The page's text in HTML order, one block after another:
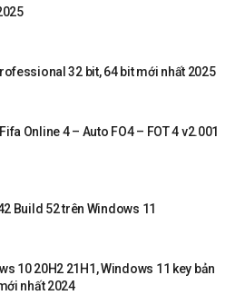
32 bit, 64 bit mới nhất 2025
Online 4 – Auto FO4 – FOT 4 v2.001
Build 52 trên Windows 11
10 20H2 21H1, Windows 11 key bản
nhất 2024